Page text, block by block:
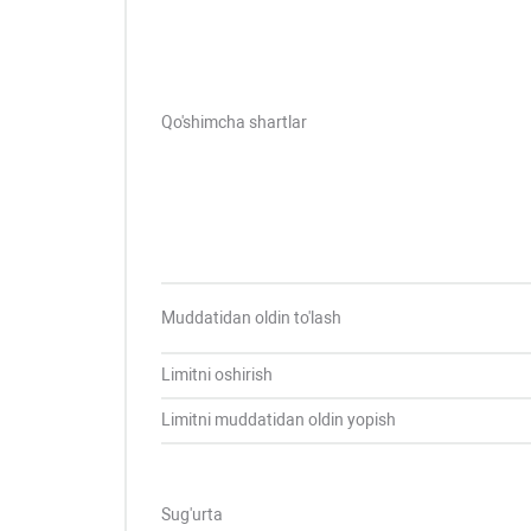
Qo'shimcha shartlar
Muddatidan oldin to'lash
Limitni oshirish
Limitni muddatidan oldin yopish
Sug'urta